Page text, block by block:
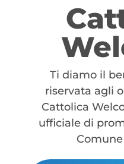
Ti diamo il
riservata agli
Cattolica
ufficiale di